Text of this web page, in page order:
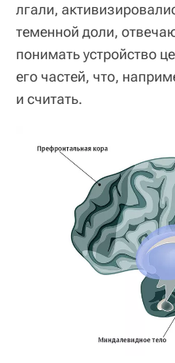
лгали,
теменной доли,
понимать устройство
его частей, что,
и считать.